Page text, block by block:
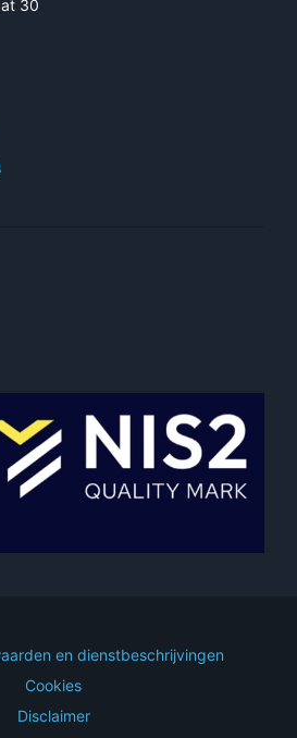
30
en dienstbeschrijvingen
Cookies
Disclaimer